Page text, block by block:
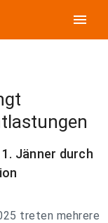
menu
Jänner durch
treten mehrere